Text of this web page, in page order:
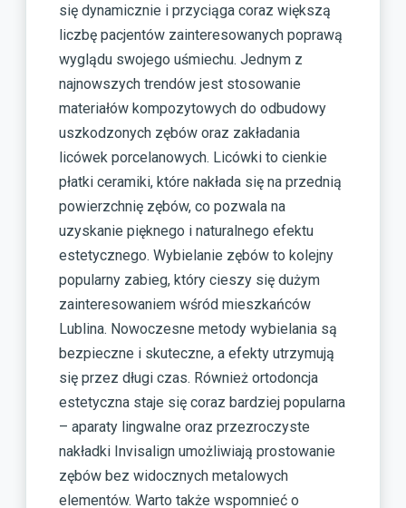
się dynamicznie i przyciąga coraz większą
liczbę pacjentów zainteresowanych poprawą
wyglądu swojego uśmiechu. Jednym z
najnowszych trendów jest stosowanie
materiałów kompozytowych do odbudowy
uszkodzonych zębów oraz zakładania
licówek porcelanowych. Licówki to cienkie
płatki ceramiki, które nakłada się na przednią
powierzchnię zębów, co pozwala na
uzyskanie pięknego i naturalnego efektu
estetycznego. Wybielanie zębów to kolejny
popularny zabieg, który cieszy się dużym
zainteresowaniem wśród mieszkańców
Lublina. Nowoczesne metody wybielania są
bezpieczne i skuteczne, a efekty utrzymują
się przez długi czas. Również ortodoncja
estetyczna staje się coraz bardziej popularna
– aparaty lingwalne oraz przezroczyste
nakładki Invisalign umożliwiają prostowanie
zębów bez widocznych metalowych
elementów. Warto także wspomnieć o